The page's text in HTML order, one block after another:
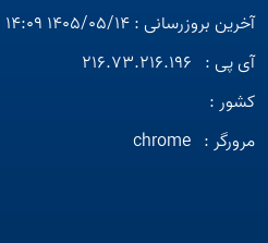
آخرین بروزرسانی : 1405/05/14 14:09
آی پی : 216.73.216.196
کشور :
مرورگر : chrome